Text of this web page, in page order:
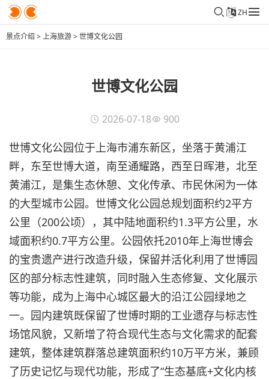
ZH
景点介绍 >上海旅游>世博文化公园
世博文化公园
2026-07-18 900
世博文化公园位于上海市浦东新区，坐落于黄浦江
畔，东至世博大道，南至通耀路，西至日晖港，北至
黄浦江，是集生态休憩、文化传承、市民休闲为一体
的大型城市公园。世博文化公园总规划面积约2平方
公里（200公顷），其中陆地面积约1.3平方公里，水
域面积约0.7平方公里。公园依托2010年上海世博会
的宝贵遗产进行改造升级，保留并活化利用了世博园
区的部分标志性建筑，同时融入生态修复、文化展示
等功能，成为上海中心城区最大的沿江公园绿地之
一。园内建筑既保留了世博时期的工业遗存与标志性
场馆风貌，又新增了符合现代生态与文化需求的配套
建筑，整体建筑群落总建筑面积约10万平方米，兼顾
了历史记忆与现代功能，形成了“生态基底+文化内核